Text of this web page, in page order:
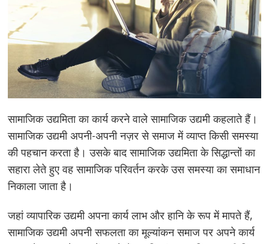
सामाजिक उद्यमिता का कार्य करने वाले सामाजिक उद्यमी कहलाते हैं।
सामाजिक उद्यमी अपनी-अपनी नज़र से समाज में व्याप्त किसी समस्या
की पहचान करता है। उसके बाद सामाजिक उद्यमिता के सिद्धान्तों का
सहारा लेते हुए वह सामाजिक परिवर्तन करके उस समस्या का समाधान
निकाला जाता है।
जहां व्यापारिक उद्यमी अपना कार्य लाभ और हानि के रूप में मापते हैं,
सामाजिक उद्यमी अपनी सफलता का मूल्यांकन समाज पर अपने कार्य